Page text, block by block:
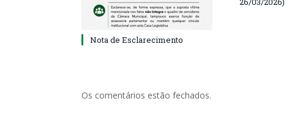
Nota de Esclarecimento
Os comentários estão fechados.